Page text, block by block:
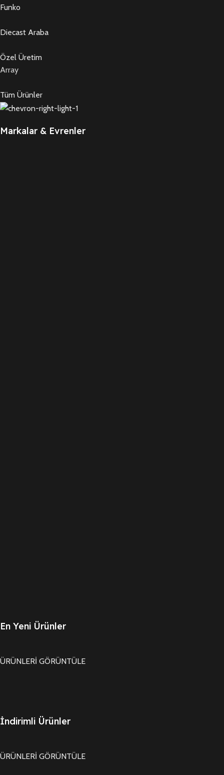
Funko
Diecast Araba
Özel Üretim
Array
Tüm Ürünler
Markalar & Evrenler
En Yeni Ürünler
ÜRÜNLERİ GÖRÜNTÜLE
İndirimli Ürünler
ÜRÜNLERİ GÖRÜNTÜLE